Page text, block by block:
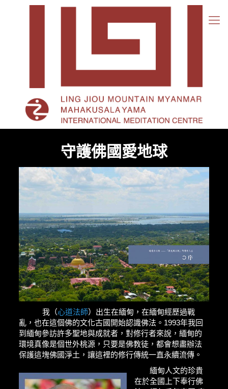
守護佛國愛地球
我（心道法師）出生在緬甸，在緬甸經歷過戰
亂，也在這個佛的文化古國開始認識佛法。1993年我回
到緬甸參訪許多聖地與成就者，對修行者來說，緬甸的
環境真像是個世外桃源，只要是佛教徒，都會想盡辦法
保護這塊佛國淨土，讓這裡的修行傳統一直永續流傳。
緬甸人文的珍貴
在於全國上下奉行佛